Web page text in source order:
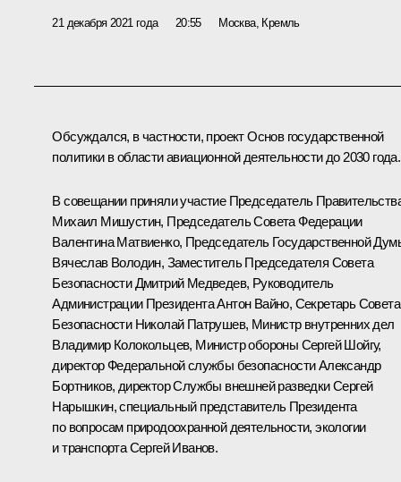
21 декабря 2021 года 20:55 Москва, Кремль
Обсуждался, в частности, проект Основ государственной
политики в области авиационной деятельности до 2030 года.
В совещании приняли участие Председатель
Михаил Мишустин, Председатель Совета Федерации
Валентина Матвиенко, Председатель Государственной
Вячеслав Володин, Заместитель Председателя Совета
БезопасностиДмитрий Медведев, Руководитель
Администрации ПрезидентаАнтон Вайно, Секретарь Совета
Безопасности Николай Патрушев, Министр внутренних дел
Владимир Колокольцев, Министр обороны Сергей Шойгу,
директор Федеральной службы безопасностиАлександр
Бортников, директор Службы внешней разведкиСергей
Нарышкин, специальный представитель Президента
по вопросам природоохранной деятельности, экологии
и транспортаСергей Иванов.